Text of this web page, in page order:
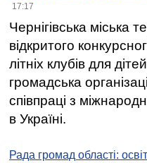
17:17
Чернігівська міська
відкритого
літніх клубів для
громадська
співпраці з
в Україні.
Рада громад області: